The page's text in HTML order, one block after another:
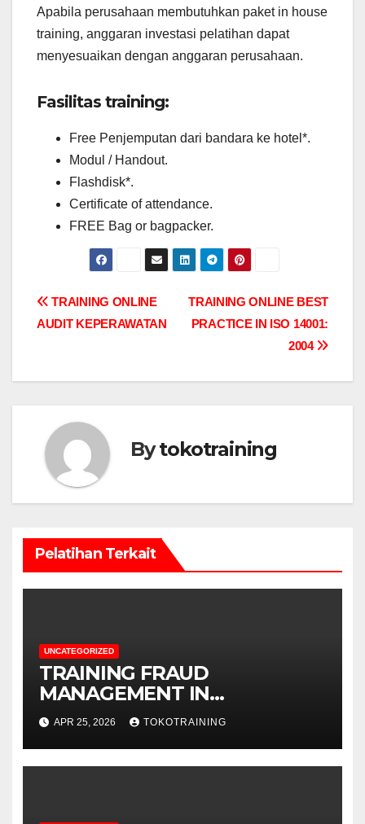
Apabila perusahaan membutuhkan paket in house
training, anggaran investasi pelatihan dapat
menyesuaikan dengan anggaran perusahaan.
Fasilitas training:
Free Penjemputan dari bandara ke hotel*.
Modul / Handout.
Flashdisk*.
Certificate of attendance.
FREE Bag or bagpacker.
Post
TRAINING ONLINE BEST
PRACTICE IN ISO 14001:
2004
TRAINING ONLINE
AUDIT KEPERAWATAN
Bytokotraining
Pelatihan Terkait
UNCATEGORIZED
TRAINING FRAUD
MANAGEMENT IN
TELECOMMUNICATION
BUSINESS
APR 25, 2026 TOKOTRAINING